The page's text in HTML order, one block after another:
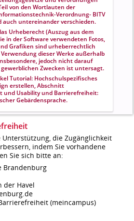
von den Wortlauten der
Verordnung- BITV
auch untereinander verschieden.
Urheberecht (Auszug aus dem
in der Software verwendeten Fotos,
Grafiken sind urheberrechtlich
dieser Werke außerhalb
jedoch nicht darauf
Zwecken ist untersagt.
Tutorial: Hochschulspezifisches
erstellen , Abschnitt
und Usability und Barrierefreiheit:
Gebärdensprache.
die Zugänglichkeit
indem Sie vorhandene
Sie sich bitte an:
Brandenburg
der Havel
(meincampus)